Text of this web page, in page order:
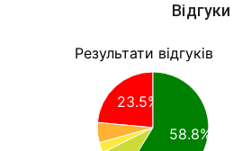
Відгуки
Результати відгуків
23.5%
58.8%